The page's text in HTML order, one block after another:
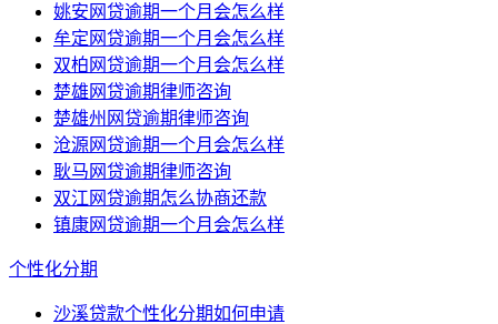
姚安网贷逾期一个月会怎么样
牟定网贷逾期一个月会怎么样
双柏网贷逾期一个月会怎么样
楚雄网贷逾期律师咨询
楚雄州网贷逾期律师咨询
沧源网贷逾期一个月会怎么样
耿马网贷逾期律师咨询
双江网贷逾期怎么协商还款
镇康网贷逾期一个月会怎么样
个性化分期
沙溪贷款个性化分期如何申请